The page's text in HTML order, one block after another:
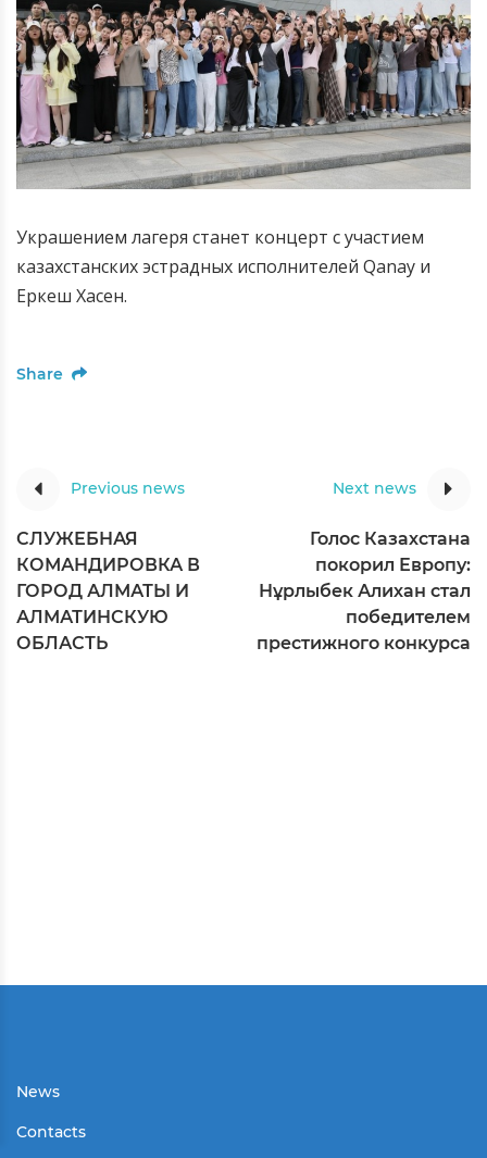
Украшением лагеря станет концерт с участием
казахстанских эстрадных исполнителей Qanay и
Еркеш Хасен.
Share
Previous news
СЛУЖЕБНАЯ
КОМАНДИРОВКА В
ГОРОД АЛМАТЫ И
АЛМАТИНСКУЮ
ОБЛАСТЬ
Next news
Голос Казахстана
покорил Европу:
Нұрлыбек Алихан стал
победителем
престижного конкурса
News
Contacts